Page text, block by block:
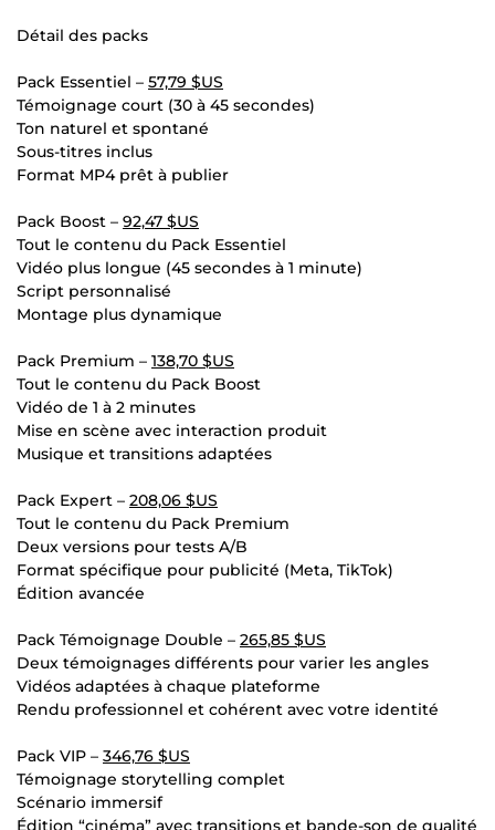
Détail des packs
Pack Essentiel – 57,79 $US
Témoignage court (30 à 45 secondes)
Ton naturel et spontané
Sous-titres inclus
Format MP4 prêt à publier
Pack Boost – 92,47 $US
Tout le contenu du Pack Essentiel
Vidéo plus longue (45 secondes à 1 minute)
Script personnalisé
Montage plus dynamique
Pack Premium – 138,70 $US
Tout le contenu du Pack Boost
Vidéo de 1 à 2 minutes
Mise en scène avec interaction produit
Musique et transitions adaptées
Pack Expert – 208,06 $US
Tout le contenu du Pack Premium
Deux versions pour tests A/B
Format spécifique pour publicité (Meta, TikTok)
Édition avancée
Pack Témoignage Double – 265,85 $US
Deux témoignages différents pour varier les angles
Vidéos adaptées à chaque plateforme
Rendu professionnel et cohérent avec votre identité
Pack VIP – 346,76 $US
Témoignage storytelling complet
Scénario immersif
Édition “cinéma” avec transitions et bande-son de qualité